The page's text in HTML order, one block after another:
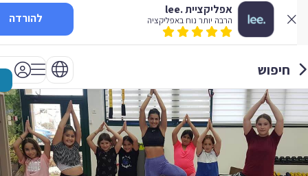
אפליקציית .lee
הרבה יותר נוח באפליקציה להורדה
חיפוש